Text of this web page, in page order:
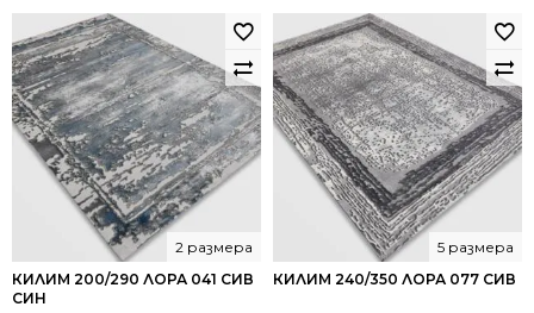
КИЛИМ 200/290 ЛОРА 041 СИВ
СИН
2 размера
КИЛИМ 240/350 ЛОРА 077 СИВ
5 размера